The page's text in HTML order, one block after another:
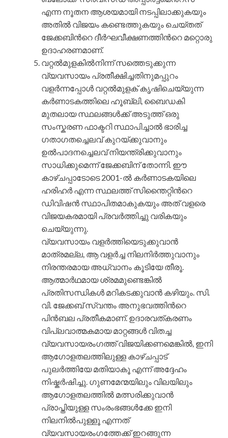
എന്ന നൂതന ആശയമായി നടപ്പിലാക്കുകയും
അതില്‍ വിജയം കണ്ടെത്തുകയും ചെയ്തത്
ജേക്കബിന്‍റെ ദീര്‍ഘവീക്ഷണത്തിന്‍റെ മറ്റൊരു
ഉദാഹരണമാണ്.
വറ്റല്‍മുളകില്‍നിന്ന് സത്തെടുക്കുന്ന
വ്യവസായം പ്രതീക്ഷിച്ചതിനുമപ്പുറം
വളര്‍ന്നപ്പോള്‍ വറ്റല്‍മുളക് കൃഷിചെയ്യുന്ന
കര്‍ണാടകത്തിലെ ഹൂബ്ലി, ബൈഡകി
മുതലായ സ്ഥലങ്ങള്‍ക്ക് അടുത്ത് ഒരു
സംസ്കരണ ഫാക്ടറി സ്ഥാപിച്ചാല്‍ ഭാരിച്ച
ഗതാഗതച്ചെലവ് കുറയ്ക്കുവാനും
ഉല്‍പാദനച്ചെലവ് നിയന്ത്രിക്കുവാനും
സാധിക്കുമെന്ന് ജേക്കബിന് തോന്നി. ഈ
കാഴ്ചപ്പാടോടെ 2001-ല്‍ കര്‍ണാടകയിലെ
ഹരിഹര്‍ എന്ന സ്ഥലത്ത് സിന്തൈറ്റിന്‍റെ
ഡിവിഷന്‍ സ്ഥാപിതമാകുകയും അത് വളരെ
വിജയകരമായി പ്രവര്‍ത്തിച്ചു വരികയും
ചെയ്യുന്നു.
വ്യവസായം വളര്‍ത്തിയെടുക്കുവാന്‍
മാത്രമല്ല, ആ വളര്‍ച്ച നിലനിര്‍ത്തുവാനും
നിരന്തരമായ അധ്വാനം കൂടിയേ തീരൂ.
ആത്മാര്‍ഥമായ ശ്രമമുണ്ടെങ്കില്‍
പ്രതിസന്ധികള്‍ മറികടക്കുവാന്‍ കഴിയും. സി.
വി. ജേക്കബ് സ്വന്തം അനുഭവത്തിന്‍റെ
പിന്‍ബല പ്രതീകമാണ്. ഉദാരവത്കരണം
വിപ്ലവാത്മകമായ മാറ്റങ്ങള്‍ വിതച്ച
വ്യവസായരംഗത്ത് വിജയിക്കണമെങ്കില്‍, ഇനി
ആഗോളതലത്തിലുള്ള കാഴ്ചപ്പാട്
പുലര്‍ത്തിയേ മതിയാകൂ എന്ന് അദ്ദേഹം
നിഷ്കര്‍ഷിച്ചു. ഗുണമേന്മയിലും വിലയിലും
ആഗോളതലത്തില്‍ മത്സരിക്കുവാന്‍
പ്രാപ്തിയുള്ള സംരംഭങ്ങള്‍ക്കേ ഇനി
നിലനില്‍പുള്ളൂ എന്നത്
വ്യവസായരംഗത്തേക്ക് ഇറങ്ങുന്ന